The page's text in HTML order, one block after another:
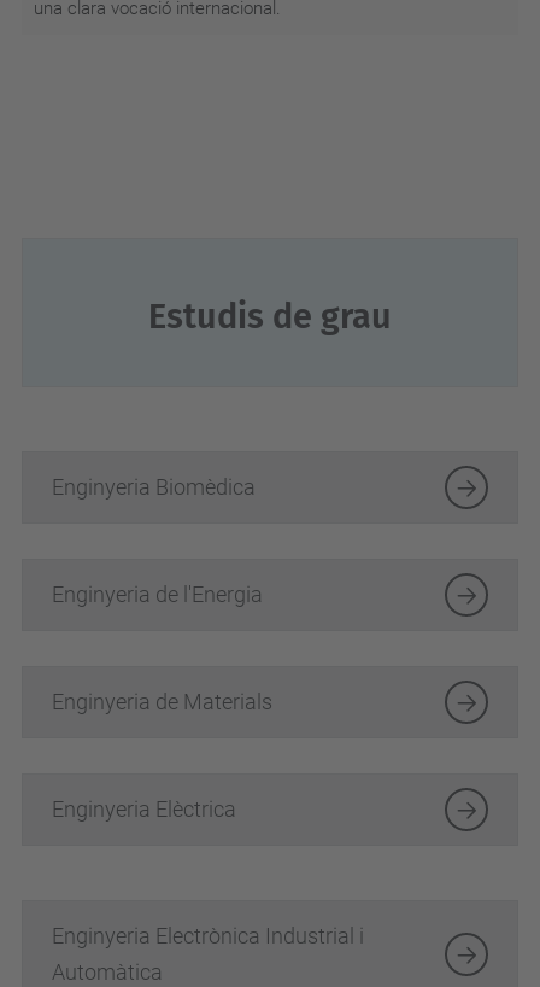
una clara vocació internacional.
Estudis de grau
Enginyeria Biomèdica
Enginyeria de l'Energia
Enginyeria de Materials
Enginyeria Elèctrica
Enginyeria Electrònica Industrial i
Automàtica